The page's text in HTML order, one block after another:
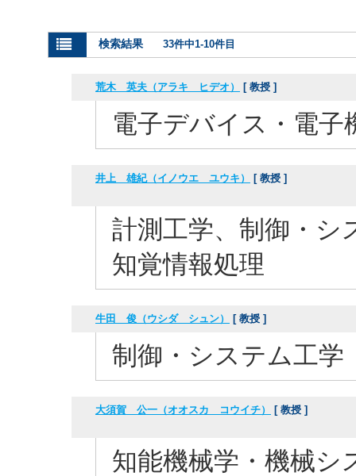
検索結果 33件中1-10件目
荒木 英夫（アラキ ヒデオ） [ 教授 ]
電子デバイス・電子
井上 雄紀（イノウエ ユウキ） [ 教授 ]
計測工学、制御・シ
知覚情報処理
牛田 俊（ウシダ シュン） [ 教授 ]
制御・システム工学
大須賀 公一（オオスカ コウイチ） [ 教授 ]
知能機械学・機械シ